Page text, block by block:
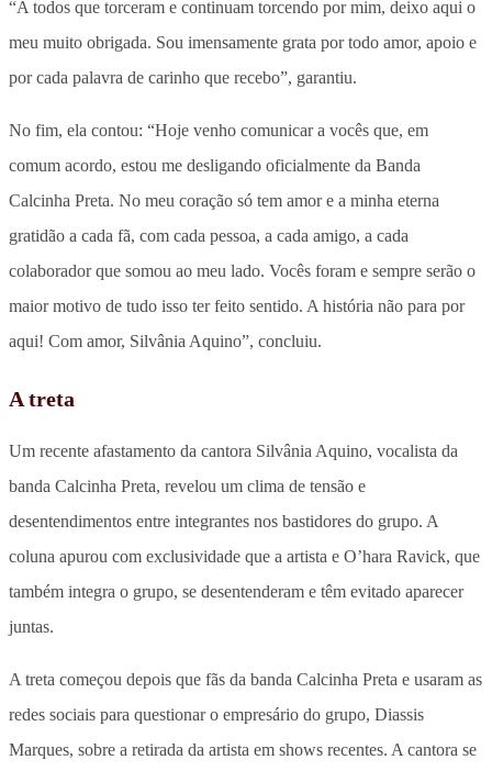
“A todos que torceram e continuam torcendo por mim, deixo aqui o
meu muito obrigada. Sou imensamente grata por todo amor, apoio e
por cada palavra de carinho que recebo”, garantiu.
No fim, ela contou: “Hoje venho comunicar a vocês que, em
comum acordo, estou me desligando oficialmente da Banda
Calcinha Preta. No meu coração só tem amor e a minha eterna
gratidão a cada fã, com cada pessoa, a cada amigo, a cada
colaborador que somou ao meu lado. Vocês foram e sempre serão o
maior motivo de tudo isso ter feito sentido. A história não para por
aqui! Com amor, Silvânia Aquino”, concluiu.
A treta
Um recente afastamento da cantora Silvânia Aquino, vocalista da
banda Calcinha Preta, revelou um clima de tensão e
desentendimentos entre integrantes nos bastidores do grupo. A
coluna apurou com exclusividade que a artista e O’hara Ravick, que
também integra o grupo, se desentenderam e têm evitado aparecer
juntas.
A treta começou depois que fãs da banda Calcinha Preta e usaram as
redes sociais para questionar o empresário do grupo, Diassis
Marques, sobre a retirada da artista em shows recentes. A cantora se